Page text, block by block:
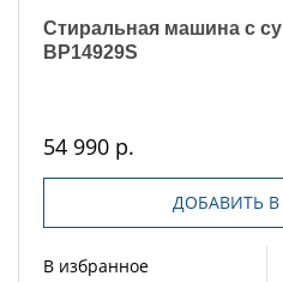
Стиральная машина с
BP14929S
54 990 р.
ДОБАВИТЬ
В избранное